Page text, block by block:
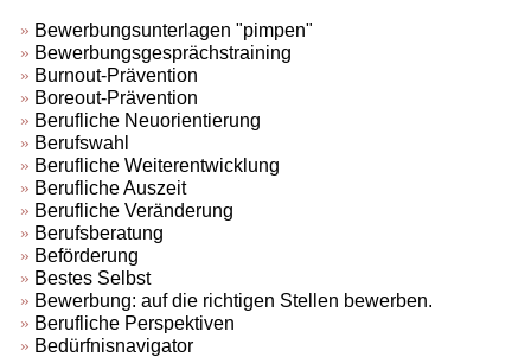
Bewerbungsunterlagen "pimpen"
Bewerbungsgesprächstraining
Burnout-Prävention
Boreout-Prävention
Berufliche Neuorientierung
Berufswahl
Berufliche Weiterentwicklung
Berufliche Auszeit
Berufliche Veränderung
Berufsberatung
Beförderung
Bestes Selbst
Bewerbung: auf die richtigen Stellen bewerben.
Berufliche Perspektiven
Bedürfnisnavigator